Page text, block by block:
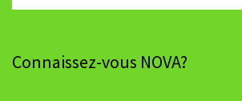
Connaissez-vous NOVA?